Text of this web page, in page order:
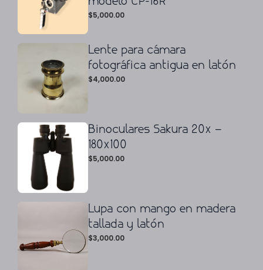
$5,000.00
Lente para cámara
fotográfica antigua en latón
$4,000.00
Binoculares Sakura 20x –
180x100
$5,000.00
Lupa con mango en madera
tallada y latón
$3,000.00